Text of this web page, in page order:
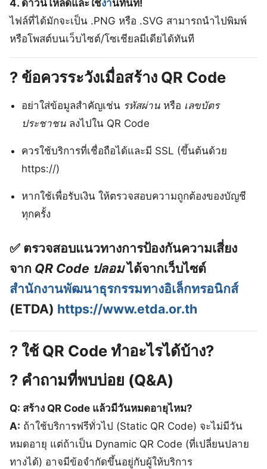
4. ดาวน์โหลดและใช้งานทันที!
ไฟล์ที่ได้มักจะเป็น .PNG หรือ .SVG สามารถนำไปพิมพ์
หรือโพสต์บนเว็บไซต์/โซเชียลมีเดียได้ทันที
? ข้อควรระวังเมื่อสร้าง QR Code
อย่าใส่ข้อมูลสำคัญเช่น รหัสผ่าน หรือ เลขบัตร
ประชาชน ลงไปใน QR Code
ควรใช้บริการที่เชื่อถือได้และมี SSL (ขึ้นต้นด้วย
https://)
หากใช้เพื่อรับเงิน ให้ตรวจสอบความถูกต้องของบัญชี
ทุกครั้ง
✅ ตรวจสอบแนวทางการป้องกันความเสี่ยง
จาก QR Code ปลอมได้จากเว็บไซต์
สำนักงานพัฒนาธุรกรรมทางอิเล็กทรอนิกส์
(ETDA) https://www.etda.or.th
?ใช้ QR Code ทำอะไรได้บ้าง?
? คำถามที่พบบ่อย (Q&A)
Q: สร้าง QR Code แล้วมีวันหมดอายุไหม?
A: ถ้าใช้บริการฟรีทั่วไป (Static QR Code) จะไม่มีวัน
หมดอายุ แต่ถ้าเป็น Dynamic QR Code (ที่เปลี่ยนปลาย
ทางได้) อาจมีข้อจำกัดขึ้นอยู่กับผู้ให้บริการ